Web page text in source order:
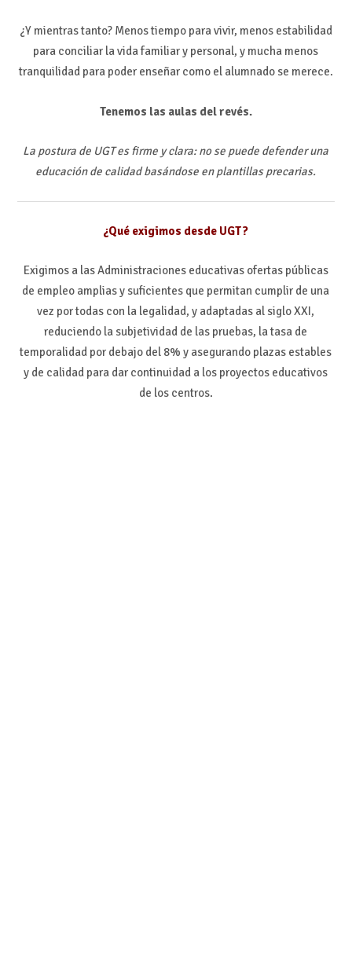
¿Y mientras tanto? Menos tiempo para vivir, menos estabilidad
para conciliar la vida familiar y personal, y mucha menos
tranquilidad para poder enseñar como el alumnado se merece.
Tenemos las aulas del revés.
La postura de UGT es firme y clara: no se puede defender una
educación de calidad basándose en plantillas precarias.
¿Qué exigimos desde UGT?
Exigimos a las Administraciones educativas ofertas públicas
de empleo amplias y suficientes que permitan cumplir de una
vez por todas con la legalidad, y adaptadas al siglo XXI,
reduciendo la subjetividad de las pruebas, la tasa de
temporalidad por debajo del 8% y asegurando plazas estables
y de calidad para dar continuidad a los proyectos educativos
de los centros.